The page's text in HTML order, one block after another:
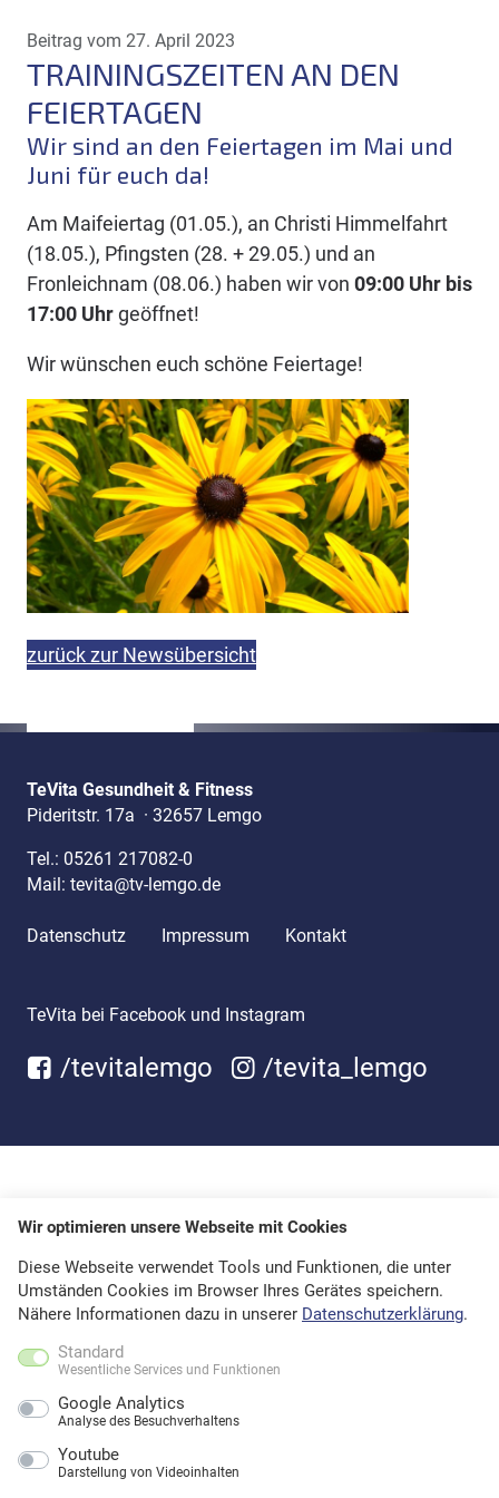
Beitrag vom 27. April 2023
TRAININGSZEITEN AN DEN
FEIERTAGEN
Wir sind an den Feiertagen im Mai und
Juni für euch da!
Am Maifeiertag (01.05.), an Christi Himmelfahrt
(18.05.), Pfingsten (28. + 29.05.) und an
Fronleichnam (08.06.) haben wir von 09:00 Uhr bis
17:00 Uhrgeöffnet!
Wir wünschen euch schöne Feiertage!
zurück zur Newsübersicht
TeVita Gesundheit & Fitness
Pideritstr. 17a · 32657 Lemgo
Tel.: 05261 217082-0
Mail: tevita@tv-lemgo.de
Datenschutz Impressum Kontakt
TeVita bei Facebook und Instagram
/tevitalemgo /tevita_lemgo
Wir optimieren unsere Webseite mit Cookies
Diese Webseite verwendet Tools und Funktionen, die unter
Umständen Cookies im Browser Ihres Gerätes speichern.
Nähere Informationen dazu in unserer Datenschutzerklärung.
Standard
Wesentliche Services und Funktionen
Google Analytics
Analyse des Besuchverhaltens
Youtube
Darstellung von Videoinhalten